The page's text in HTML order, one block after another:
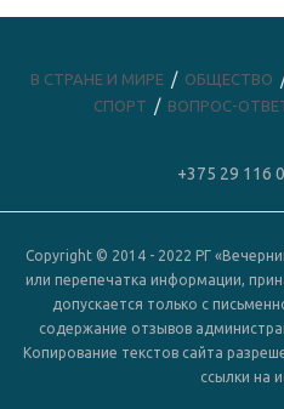
В СТРАНЕ И МИРЕ ОБЩЕСТВО
СПОРТ
ВОПРОС-
+375 29 116
Copyright © 2014 - 2022 РГ
или перепечатка информации,
допускается только с
содержание отзывов
Копирование текстов сайта
ссылки на